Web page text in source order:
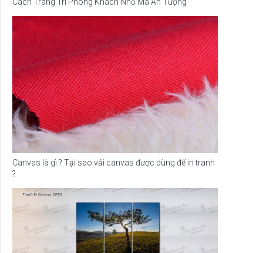
Canvas là gì ? Tại sao vải canvas được dùng để in tranh
?